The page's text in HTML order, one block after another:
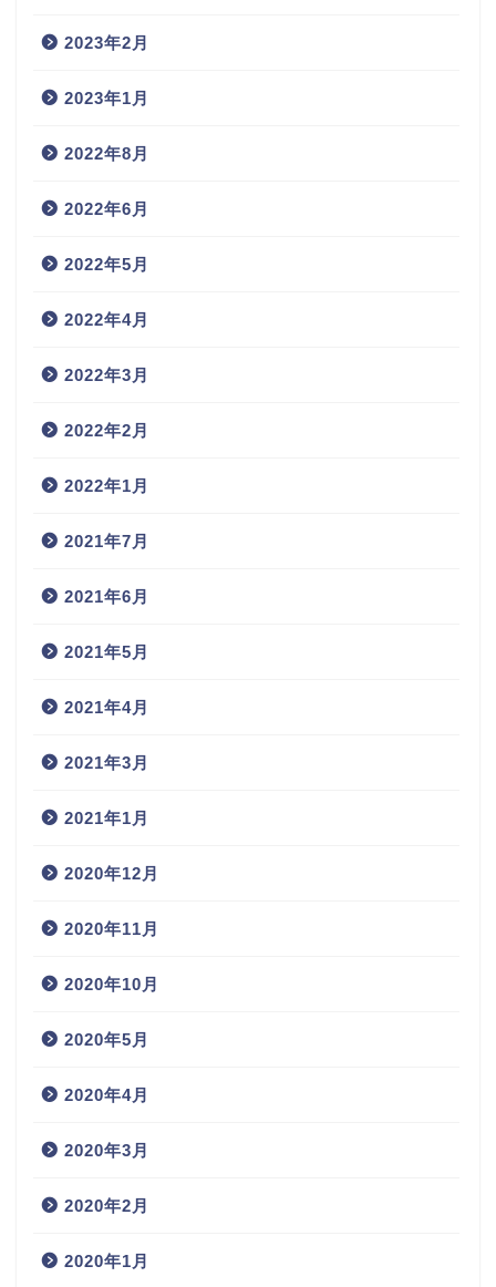
2023年2月
2023年1月
2022年8月
2022年6月
2022年5月
2022年4月
2022年3月
2022年2月
2022年1月
2021年7月
2021年6月
2021年5月
2021年4月
2021年3月
2021年1月
2020年12月
2020年11月
2020年10月
2020年5月
2020年4月
2020年3月
2020年2月
2020年1月